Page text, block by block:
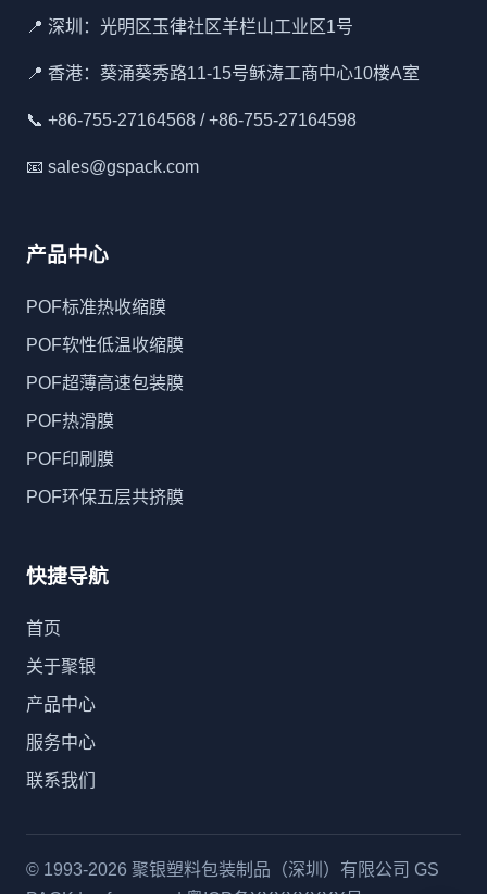
📍 深圳：光明区玉律社区羊栏山工业区1号
📍 香港：葵涌葵秀路11-15号稣涛工商中心10楼A室
📞 +86-755-27164568 / +86-755-27164598
📧 sales@gspack.com
产品中心
POF标准热收缩膜
POF软性低温收缩膜
POF超薄高速包装膜
POF热滑膜
POF印刷膜
POF环保五层共挤膜
快捷导航
首页
关于聚银
产品中心
服务中心
联系我们
© 1993-2026 聚银塑料包装制品（深圳）有限公司 GS